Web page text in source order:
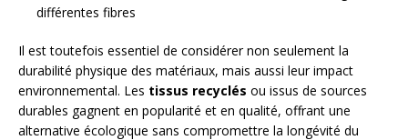
différentes fibres
Il est toutefois essentiel de considérer non seulement la
durabilité physique des matériaux, mais aussi leur impact
environnemental. Les tissus recyclés ou issus de sources
durables gagnent en popularité et en qualité, offrant une
alternative écologique sans compromettre la longévité du